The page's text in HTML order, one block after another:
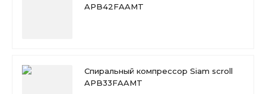
APB42FAAMT
Спиральный компрессор Siam scroll
APB33FAAMT